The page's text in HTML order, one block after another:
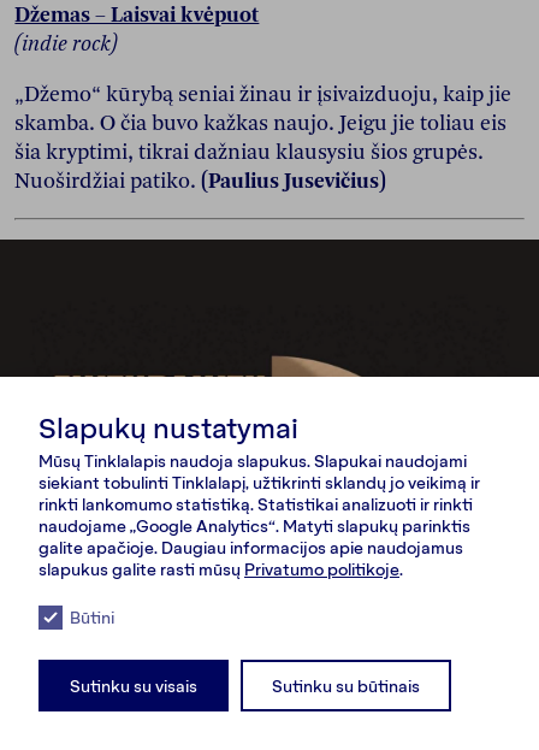
Džemas – Laisvai kvėpuot
(indie rock)
„Džemo“ kūrybą seniai žinau ir įsivaizduoju, kaip jie
skamba. O čia buvo kažkas naujo. Jeigu jie toliau eis
šia kryptimi, tikrai dažniau klausysiu šios grupės.
Nuoširdžiai patiko.(Paulius Jusevičius)
Slapukų nustatymai
Mūsų Tinklalapis naudoja slapukus. Slapukai naudojami
siekiant tobulinti Tinklalapį, užtikrinti sklandų jo veikimą ir
rinkti lankomumo statistiką. Statistikai analizuoti ir rinkti
naudojame „Google Analytics“. Matyti slapukų parinktis
galite apačioje. Daugiau informacijos apie naudojamus
slapukus galite rasti mūsų Privatumo politikoje.
Būtini
Sutinku su visais Sutinku su būtinais